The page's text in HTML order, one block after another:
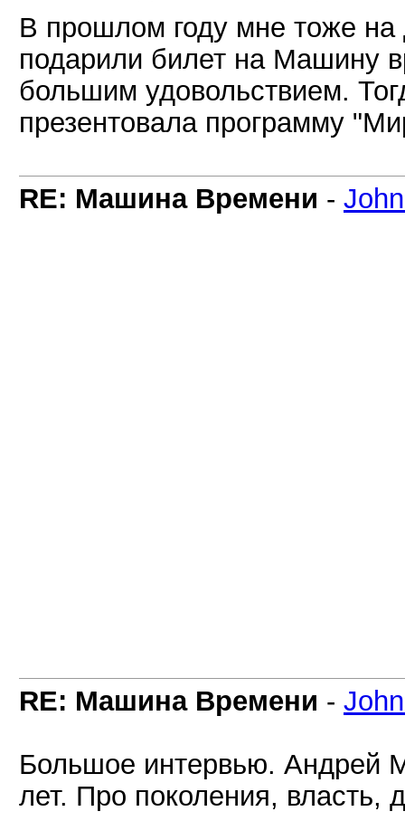
В прошлом году мне тоже на
подарили билет на Машину
большим удовольствием.
презентовала программу
RE: Машина Времени -
RE: Машина Времени -
Большое интервью. Андрей
лет. Про поколения, власть,